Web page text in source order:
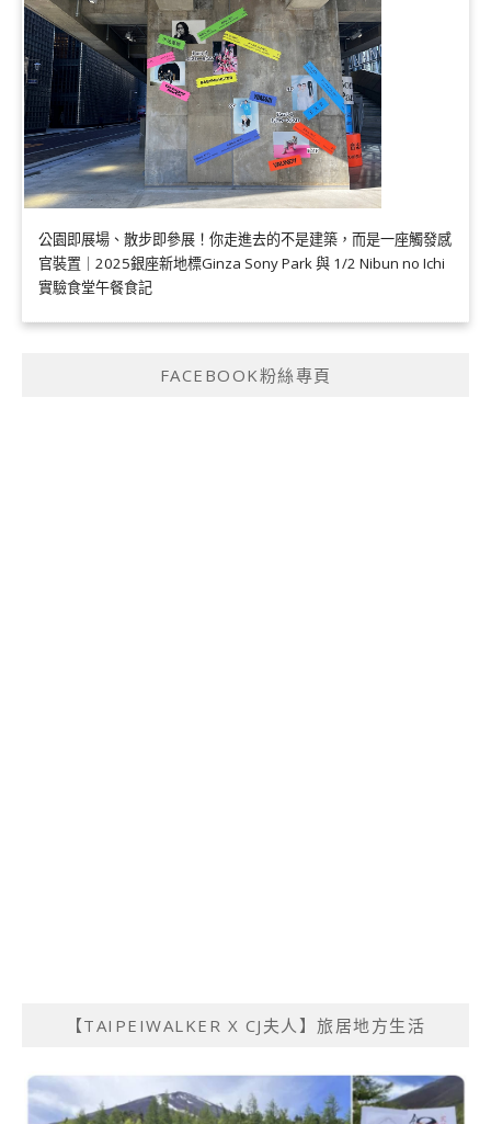
公園即展場、散步即參展！你走進去的不是建築，而是一座觸發感
官裝置｜2025銀座新地標Ginza Sony Park 與 1/2 Nibun no Ichi
實驗食堂午餐食記
FACEBOOK粉絲專頁
【TAIPEIWALKER X CJ夫人】旅居地方生活